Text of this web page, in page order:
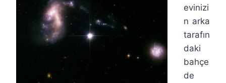
evinizi
n arka
tarafın
daki
bahçe
de